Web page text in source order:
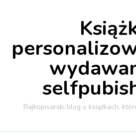
Bajkopisarski blog o książkach,